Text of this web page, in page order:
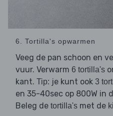
6. Tortilla's opwarmen
Veeg de pan schoon en
vuur. Verwarm 6 tortilla's
kant. Tip: je kunt ook 3
en 35-40sec op 800W in
Beleg de tortilla's met de